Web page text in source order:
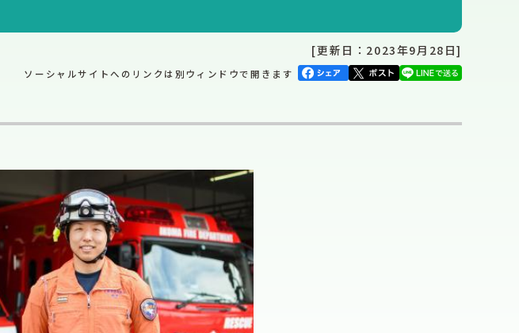
[更新日：2023年9月28日]
ソーシャルサイトへのリンクは別ウィンドウで開きます